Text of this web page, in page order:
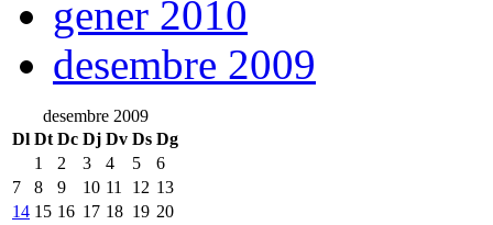
gener 2010
desembre 2009
desembre 2009
Dl Dt Dc Dj Dv Ds Dg
1
2 3 4 5
6
7
8 9 10 11 12 13
14 15 16 17 18 19 20